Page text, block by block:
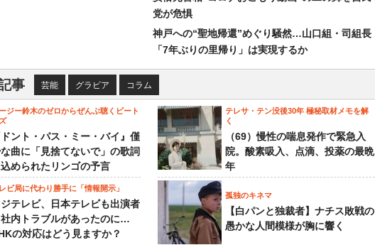
党が危惧
神戸への“聖地帰還”めぐり騒然…山口組・司組長
「7年ぶりの里帰り」は実現するか
事 芸能 グラビア コラム
ジー鈴木のゼロからぜんぶ聴くビート
ドント・パス・ミー・バイ』僅
曲に「見捨てないで」の歌詞
められたリンゴの予言
テレサ・テン没後30年 極秘取材メモを解
く
（69）慢性の喘息発作で緊急入
院。酸素吸入、点滴、投薬の最晩
年
ビ局に代わり勝手に「情報開示」
テレビ、日本テレビも出演者
社内トラブルがあったのに…
の対応はどう見ますか？
孤独のキネマ
【白パンと独裁者】ナチス敗戦の
愚かな人間模様が胸に響く